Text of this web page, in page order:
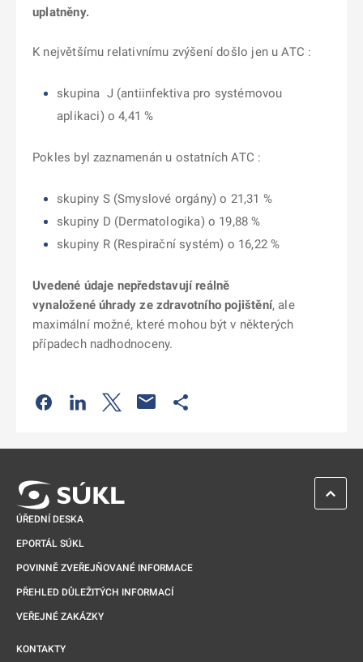
uplatněny.
K největšímu relativnímu zvýšení došlo jen u ATC :
skupina J (antiinfektiva pro systémovou
aplikaci) o 4,41 %
Pokles byl zaznamenán u ostatních ATC :
skupiny S (Smyslové orgány) o 21,31 %
skupiny D (Dermatologika) o 19,88 %
skupiny R (Respirační systém) o 16,22 %
Uvedené údaje nepředstavují reálně
vynaložené úhrady ze zdravotního pojištění, ale
maximální možné, které mohou být v některých
případech nadhodnoceny.
Odkaz se otevře na nové kartě
Odkaz se otevře na nové kartě
Odkaz se otevře na nové kartě
ÚŘEDNÍ DESKA
EPORTÁL SÚKL
POVINNĚ ZVEŘEJŇOVANÉ INFORMACE
PŘEHLED DŮLEŽITÝCH INFORMACÍ
VEŘEJNÉ ZAKÁZKY
KONTAKTY
ZPĚT